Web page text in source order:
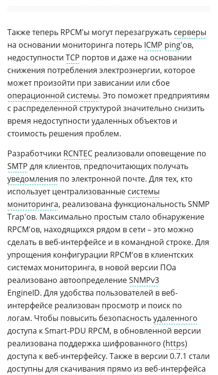
Также теперь RPCM'ы могут перезагружать серверы
на основании мониторинга потерь ICMP ping'ов,
недоступности TCP портов и даже на основании
снижения потребления электроэнергии, которое
может произойти при зависании или сбое
операционной системы. Это поможет предприятиям
с распределенной структурой значительно снизить
время недоступности удаленных объектов и
стоимость решения проблем.
Разработчики RCNTEC реализовали оповещение по
SMTP для клиентов, предпочитающих получать
уведомления по электронной почте. Для тех, кто
использует централизованные системы
мониторинга, реализована функциональность SNMP
Trap'ов. Максимально простым стало обнаружение
RPCM'ов, находящихся рядом в сети – это можно
сделать в веб-интерфейсе и в командной строке. Для
упрощения конфигурации RPCM'ов в клиентских
системах мониторинга, в новой версии ПОа
реализовано автоопределениеSNMPv3
EngineID. Для удобства пользователей в веб-
интерфейсе реализован просмотр и поиск по
логам. Чтобы повысить безопасностьудаленного
доступа к Smart-PDU RPCM, в обновленной версии
реализована поддержка шифрованного (https)
доступа к веб-интерфейсу. Также в версии 0.7.1 стали
доступны для скачивания прямо из веб-интерфейса